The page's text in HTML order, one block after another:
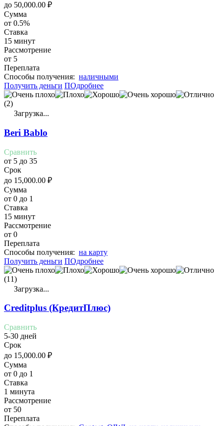
до 50,000.00 ₽
Сумма
от 0.5%
Ставка
15 минут
Рассмотрение
от 5
Переплата
Cпособы получения: наличными
Получить деньги ПОдробнее
(2)
Загрузка...
Beri Bablo
Сравнить
от 5 до 35
Срок
до 15,000.00 ₽
Сумма
от 0 до 1
Ставка
15 минут
Рассмотрение
от 0
Переплата
Cпособы получения: на карту
Получить деньги ПОдробнее
(11)
Загрузка...
Creditplus (КредитПлюс)
Сравнить
5-30 дней
Срок
до 15,000.00 ₽
Сумма
от 0 до 1
Ставка
1 минута
Рассмотрение
от 50
Переплата